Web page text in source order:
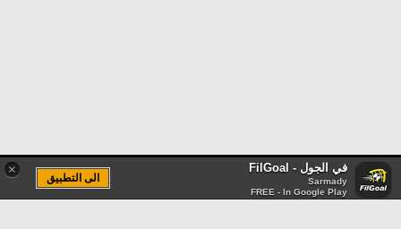
× في الجول - FilGoal
Sarmady
FREE - In Google Play
الى التطبيق